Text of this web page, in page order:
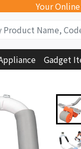
Your
Gadget